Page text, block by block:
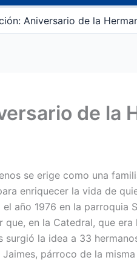
Aniversario de la
de la
se erige como una
enriquecer la vida de
año 1976 en la parroquia
que, en la Catedral, que
surgió la idea a 33
párroco de la